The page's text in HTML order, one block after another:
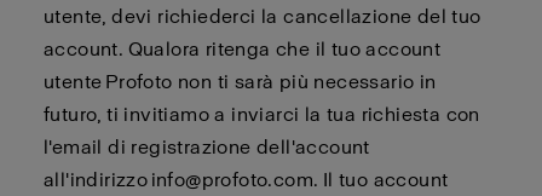
utente,devi richiederci la cancellazione del tuo
account. Qualora ritenga che il tuo account
utente Profoto non ti sarà più necessario in
futuro, ti invitiamo a inviarci la tua richiesta con
l'email di registrazione dell'account
all'indirizzo info@profoto.com. Il tuo account